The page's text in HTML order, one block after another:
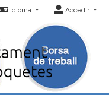
Idioma Accedir